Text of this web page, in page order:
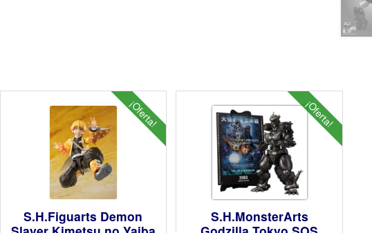
¡Oferta!
S.H.Figuarts Demon
¡Oferta!
S.H.MonsterArts